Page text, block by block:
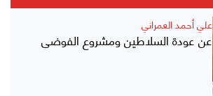
علي أحمد العمراني
عن عودة السلاطين ومشروع الفوضى